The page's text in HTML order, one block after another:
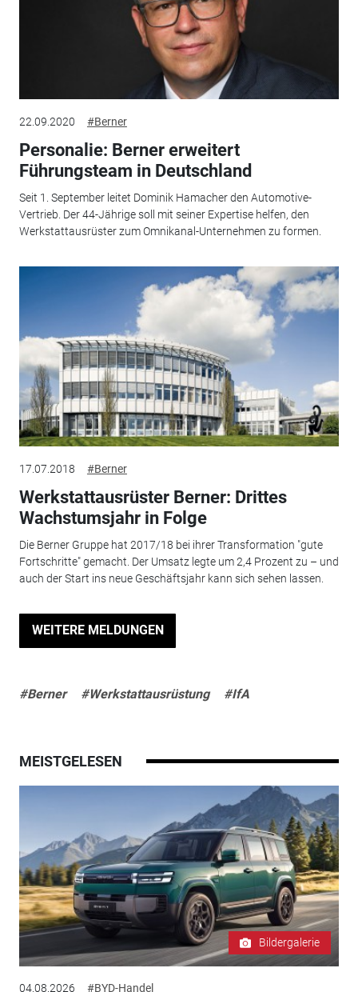
22.09.2020 #Berner
Personalie: Berner erweitert
Führungsteam in Deutschland
Seit 1. September leitet Dominik Hamacher den Automotive-
Vertrieb. Der 44-Jährige soll mit seiner Expertise helfen, den
Werkstattausrüster zum Omnikanal-Unternehmen zu formen.
17.07.2018 #Berner
Werkstattausrüster Berner: Drittes
Wachstumsjahr in Folge
Die Berner Gruppe hat 2017/18 bei ihrer Transformation "gute
Fortschritte" gemacht. Der Umsatz legte um 2,4 Prozent zu – und
auch der Start ins neue Geschäftsjahr kann sich sehen lassen.
WEITERE MELDUNGEN
#Berner #Werkstattausrüstung #IfA
MEISTGELESEN
Bildergalerie
04.08.2026 #BYD-Handel